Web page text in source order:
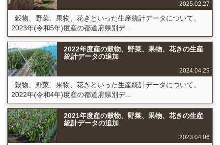
2025.02.27
穀物、野菜、果物、花きといった生産統計データについて、
2023年(令和5年)度産の都道府県別デ...
2022年度産の穀物、野菜、果物、花きの生産
統計データの追加
2024.04.29
穀物、野菜、果物、花きといった生産統計データについて、
2022年(令和4年)度産の都道府県別デ...
2021年度産の穀物、野菜、果物、花きの生産
統計データの追加
2023.04.06